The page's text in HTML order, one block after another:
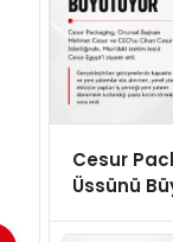
Cesur
Üssünü